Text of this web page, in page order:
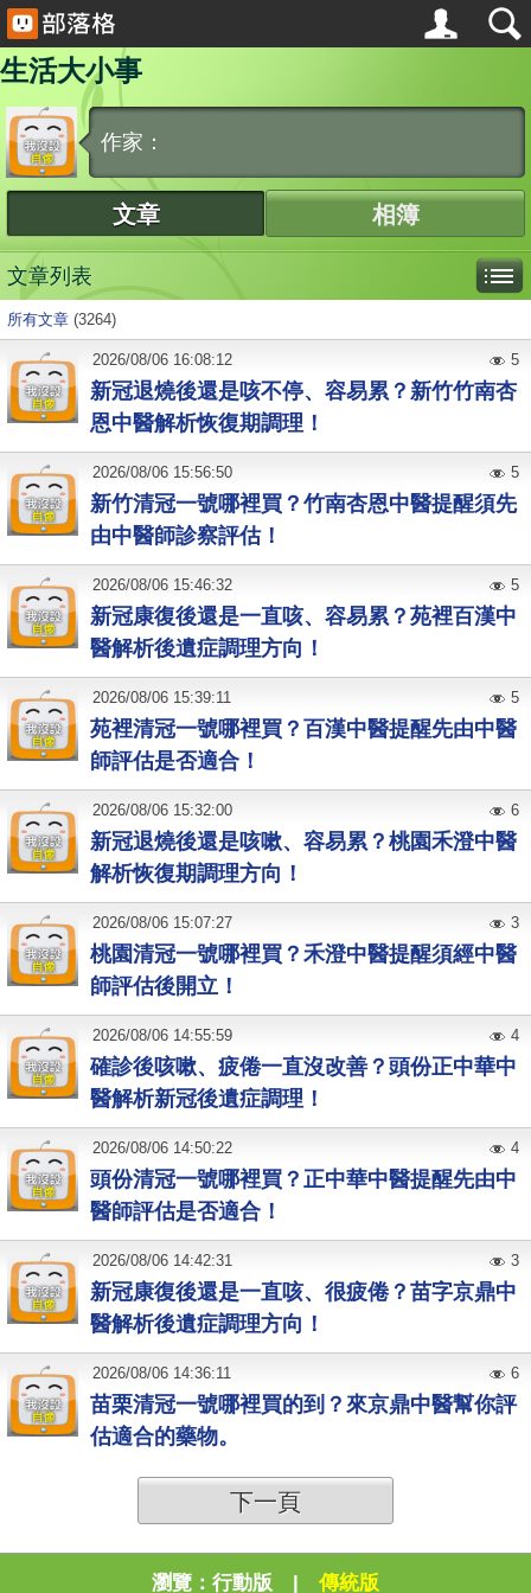
生活大小事
作家：
文章 相簿
文章列表
所有文章 (3264)
新冠退燒後還是咳不停、容易累？新竹竹南杏
恩中醫解析恢復期調理！
2026/08/06 16:08:12 5
新竹清冠一號哪裡買？竹南杏恩中醫提醒須先
由中醫師診察評估！
2026/08/06 15:56:50 5
新冠康復後還是一直咳、容易累？苑裡百漢中
醫解析後遺症調理方向！
2026/08/06 15:46:32 5
苑裡清冠一號哪裡買？百漢中醫提醒先由中醫
師評估是否適合！
2026/08/06 15:39:11 5
新冠退燒後還是咳嗽、容易累？桃園禾澄中醫
解析恢復期調理方向！
2026/08/06 15:32:00 6
桃園清冠一號哪裡買？禾澄中醫提醒須經中醫
師評估後開立！
2026/08/06 15:07:27 3
確診後咳嗽、疲倦一直沒改善？頭份正中華中
醫解析新冠後遺症調理！
2026/08/06 14:55:59 4
頭份清冠一號哪裡買？正中華中醫提醒先由中
醫師評估是否適合！
2026/08/06 14:50:22 4
新冠康復後還是一直咳、很疲倦？苗字京鼎中
醫解析後遺症調理方向！
2026/08/06 14:42:31 3
苗栗清冠一號哪裡買的到？來京鼎中醫幫你評
估適合的藥物。
2026/08/06 14:36:11 6
下一頁
瀏覽： 行動版 | 傳統版